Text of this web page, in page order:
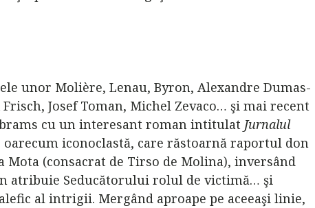
unor Molière, Lenau, Byron, Alexandre Dumas-
Josef Toman, Michel Zevaco… şi mai recent
cu un interesant roman intitulat Jurnalul
oarecum iconoclastă, care răstoarnă raportul don
Mota (consacrat de Tirso de Molina), inversând
atribuie Seducătorului rolul de victimă… şi
al intrigii. Mergând aproape pe aceeaşi linie,